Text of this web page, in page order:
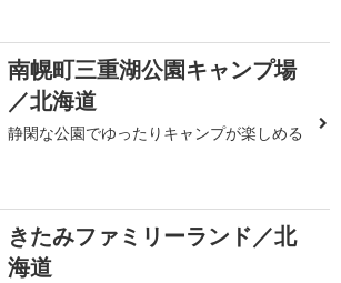
南幌町三重湖公園キャンプ場
／北海道
静閑な公園でゆったりキャンプが楽しめる
きたみファミリーランド／北
海道